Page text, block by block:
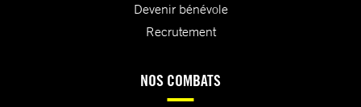
Devenir bénévole
Recrutement
NOS COMBATS